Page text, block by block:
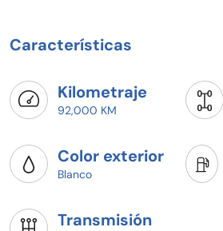
Características
Kilometraje
92,000 KM
Color exterior
Blanco
Transmisión